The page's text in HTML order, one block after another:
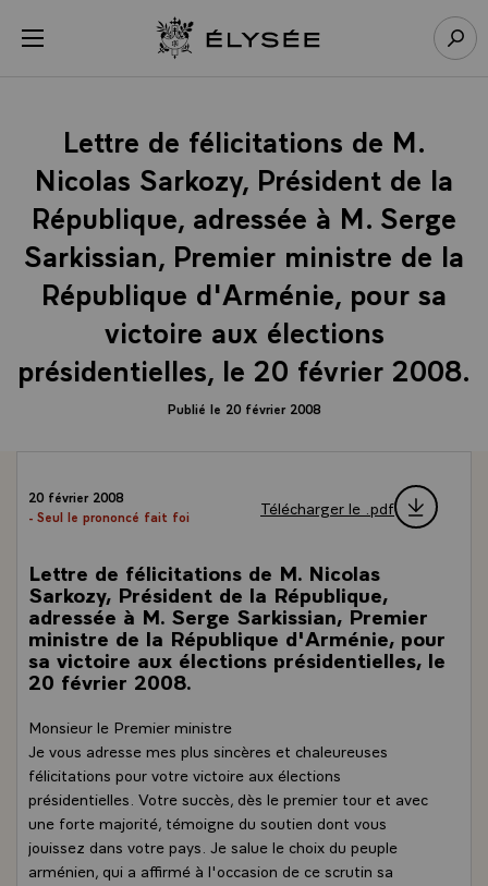
menu Retour à l’accueil Élysée
Lettre de félicitations de M.
Nicolas Sarkozy, Président de la
République, adressée à M. Serge
Sarkissian, Premier ministre de la
République d'Arménie, pour sa
victoire aux élections
présidentielles, le 20 février 2008.
Publié le 20 février 2008
20 février 2008
- Seul le prononcé fait foi
Télécharger le .pdf
Lettre de félicitations de M. Nicolas
Sarkozy, Président de la République,
adressée à M. Serge Sarkissian, Premier
ministre de la République d'Arménie, pour
sa victoire aux élections présidentielles, le
20 février 2008.
Monsieur le Premier ministre
Je vous adresse mes plus sincères et chaleureuses
félicitations pour votre victoire aux élections
présidentielles. Votre succès, dès le premier tour et avec
une forte majorité, témoigne du soutien dont vous
jouissez dans votre pays. Je salue le choix du peuple
arménien, qui a affirmé à l'occasion de ce scrutin sa
Panneau de gestion des cookies